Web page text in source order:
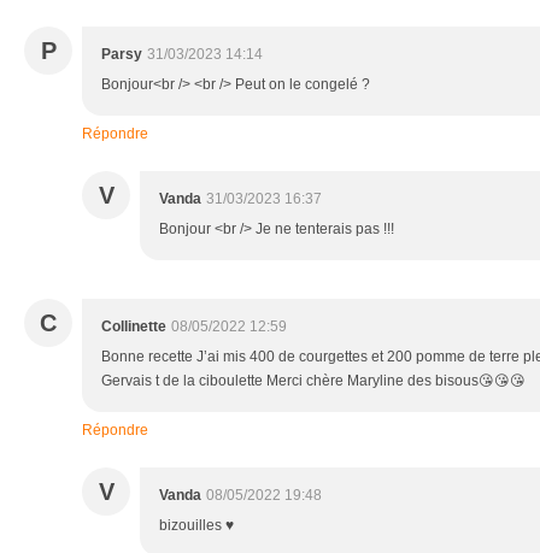
P Parsy 31/03/2023 14:14
Bonjour<br /> <br /> Peut on le congelé ?
Répondre
V Vanda 31/03/2023 16:37
Bonjour <br /> Je ne tenterais pas !!!
C Collinette 08/05/2022 12:59
Bonne recette J’ai mis 400 de courgettes et 200 pomme de terre
Gervais t de la ciboulette Merci chère Maryline des bisous😘😘😘
Répondre
V Vanda 08/05/2022 19:48
bizouilles ♥